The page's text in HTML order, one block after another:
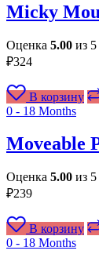
Micky
Оценка 5.00 из 5
₽324
В корзину
0 - 18 Months
Moveable
Оценка 5.00 из 5
₽239
В корзину
0 - 18 Months